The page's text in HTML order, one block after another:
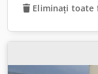
Eliminați toate